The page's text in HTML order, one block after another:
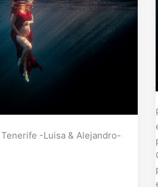
-Luisa & Alejandro-